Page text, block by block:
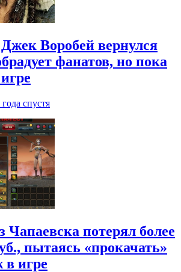
Воробей вернулся
фанатов, но пока
года спустя
Чапаевска потерял более
пытаясь «прокачать»
в игре